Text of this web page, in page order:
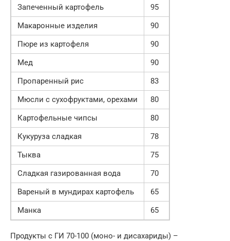
Запеченный картофель
95
Макаронные изделия
90
Пюре из картофеля
90
Мед
90
Пропаренный рис
83
Мюсли с сухофруктами, орехами
80
Картофельные чипсы
80
Кукуруза сладкая
78
Тыква
75
Сладкая газированная вода
70
Вареный в мундирах картофель
65
Манка
65
Продукты с ГИ 70-100 (моно- и дисахариды) –